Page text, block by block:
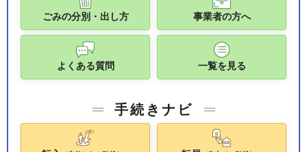
ごみの分別・出し方 事業者の方へ
よくある質問 一覧を見る
手続きナビ